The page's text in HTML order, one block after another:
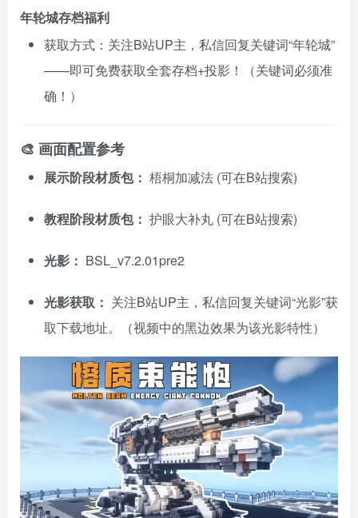
年轮城存档福利
获取方式：关注B站UP主，私信回复关键词“年轮城”
——即可免费获取全套存档+投影！（关键词必须准
确！）
🎨 画面配置参考
展示阶段材质包： 梧桐加减法 (可在B站搜索)
教程阶段材质包： 护眼大补丸 (可在B站搜索)
光影： BSL_v7.2.01pre2
光影获取： 关注B站UP主，私信回复关键词“光影”获
取下载地址。（视频中的黑边效果为该光影特性）